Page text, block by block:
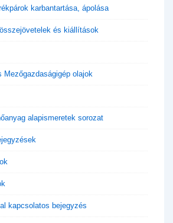
karbantartása, ápolása
és kiállítások
Mezőgazdaságigép olajok
alapismeretek sorozat
kapcsolatos bejegyzés